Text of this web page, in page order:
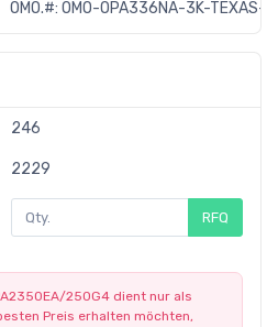
OMO.#: OMO-OPA336NA-3K-TEXAS-
246
2229
RFQ
250G4 dient nur als
Preis erhalten möchten,